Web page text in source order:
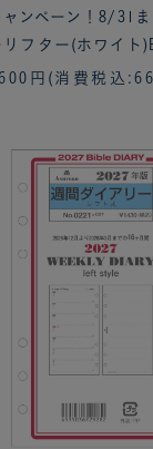
ンペーン！8/31
リフター(ホワイト
円 (消費税込